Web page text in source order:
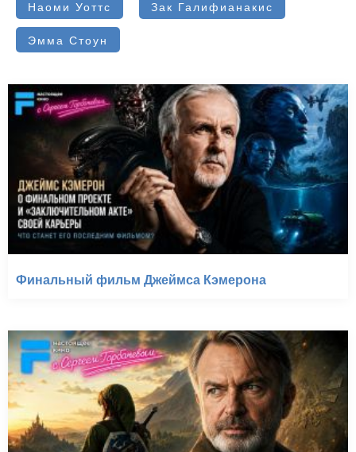
Наоми Уоттс Зак Галифианакис
Эмма Стоун
Финальный фильм Джеймса Кэмерона